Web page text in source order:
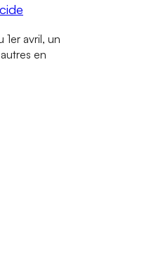
1er avril, un
en